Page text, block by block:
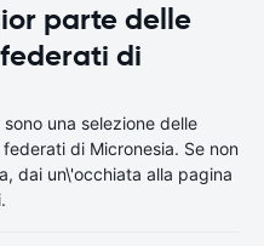
parte delle
di
una selezione delle
di Micronesia. Se non
dai un\'occhiata alla pagina